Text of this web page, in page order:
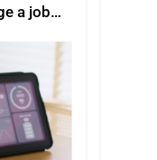
a jobb